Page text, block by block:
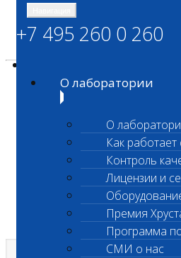
ШАНС
Независимая
+7 495 260 0 260
О лаборатории
О
Как
Контроль
Лицензии и
Премия
Программа
СМИ о нас